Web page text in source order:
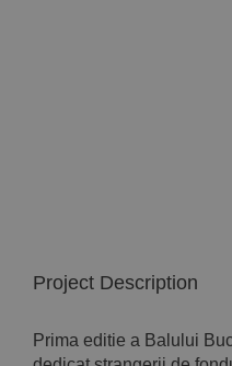
Magazin
Project Description
Prima editie a Balului